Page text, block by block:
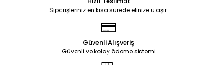
Siparişleriniz en kısa sürede elinize ulaşır.
Güvenli Alışveriş
Güvenli ve kolay ödeme sistemi